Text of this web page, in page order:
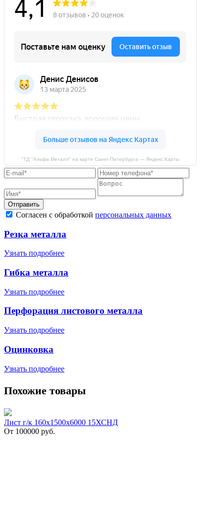
"ТД "Альфа Металл" на карте Санкт‑Петербурга — Яндекс.Карты
Отправить
Согласен с обработкой персональных данных
Резка металла
Узнать подробнее
Гибка металла
Узнать подробнее
Перфорация листового металла
Узнать подробнее
Оцинковка
Узнать подробнее
Похожие товары
Лист г/к 160х1500х6000 15ХСНД
От 100000 руб.